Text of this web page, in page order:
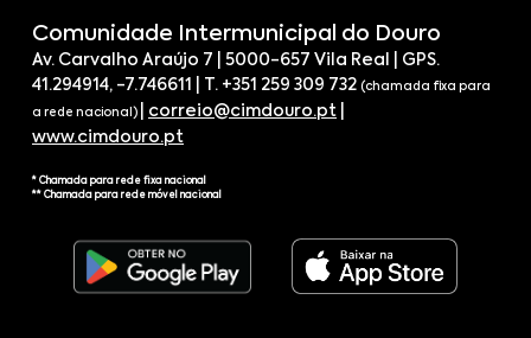
Comunidade Intermunicipal do Douro
Av. Carvalho Araújo 7 | 5000-657 Vila Real | GPS.
41.294914, -7.746611 | T. +351 259 309 732 (chamada fixa para
a rede nacional) correio@cimdouro.pt
www.cimdouro.pt
* Chamada para rede fixa nacional
** Chamada para rede móvel nacional